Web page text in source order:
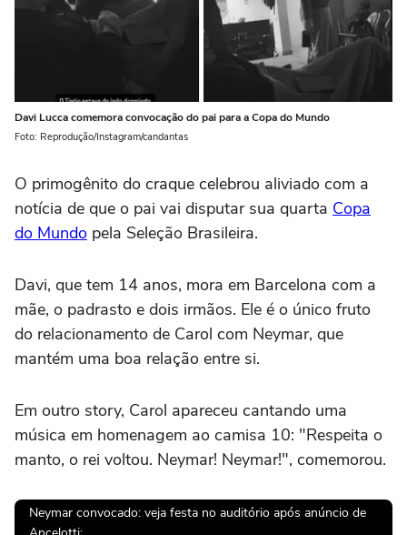
Davi Lucca comemora convocação do pai para a Copa do Mundo
Foto: Reprodução/Instagram/candantas
O primogênito do craque celebrou aliviado com a
notícia de que o pai vai disputar sua quarta Copa
do Mundo pela Seleção Brasileira.
Davi, que tem 14 anos, mora em Barcelona com a
mãe, o padrasto e dois irmãos. Ele é o único fruto
do relacionamento de Carol com Neymar, que
mantém uma boa relação entre si.
Em outro story, Carol apareceu cantando uma
música em homenagem ao camisa 10: "Respeita o
manto, o rei voltou. Neymar! Neymar!", comemorou.
Neymar convocado: veja festa no auditório após anúncio de